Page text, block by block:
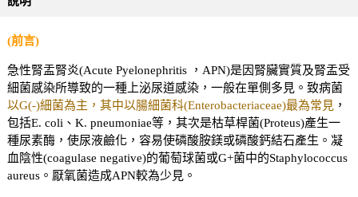
(前言)
急性腎盂腎炎(Acute Pyelonephritis ，APN)是因腎臟實質及腎盂受
細菌感染所導致的一種上泌尿道感染，一般在單側多見。致病菌
以G(-)細菌為主，其中以腸細菌科(Enterobacteriaceae)最為常見 ，
包括E. coli、K. pneumoniae等，其次是枯草桿菌(Proteus)產生一
種尿素酶，使尿液鹼化，容易使磷酸胺鎂或磷酸鈣結石產生。凝
血陰性(coagulase negative)的葡萄球菌或G+菌中的Staphylococcus
aureus。厭氧菌造成APN較為少見。